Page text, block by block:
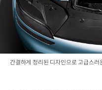
간결하게 정리된 디자인으로 고급스